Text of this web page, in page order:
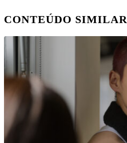
CONTEÚDO SIMILAR